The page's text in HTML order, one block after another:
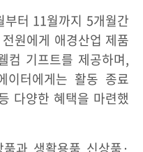
터 11월까지 5개월간
원에게 애경산업 제품
컴 기프트를 제공하며,
이터에게는 활동 종료
다양한 혜택을 마련했
과 생활용품 신상품·